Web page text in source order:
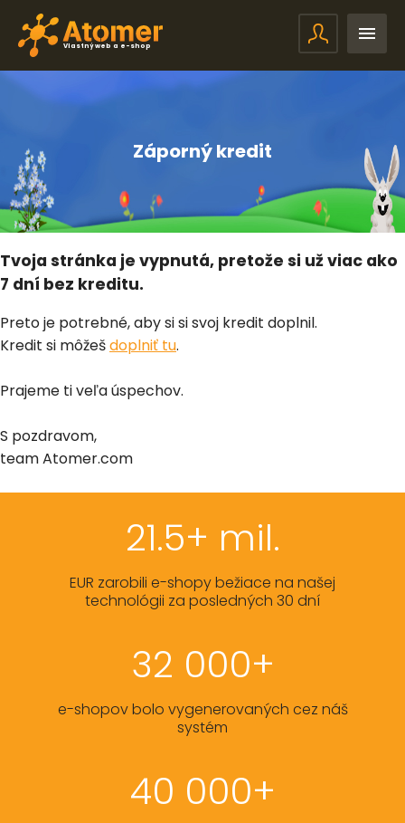
Vlastný web a e-shop
Záporný kredit
Tvoja stránka je vypnutá, pretože si už viac ako
7 dní bez kreditu.
Preto je potrebné, aby si si svoj kredit doplnil.
Kredit si môžešdoplniť tu.
Prajeme ti veľa úspechov.
S pozdravom,
team Atomer.com
21.5+ mil.
EUR zarobili e-shopy bežiace na našej
technológii za posledných 30 dní
32 000+
e-shopov bolo vygenerovaných cez náš
systém
40 000+